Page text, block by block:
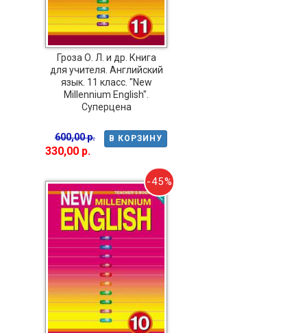
Гроза О. Л. и др. Книга
для учителя. Английский
язык. 11 класс. "New
Millennium English".
Суперцена
В КОРЗИНУ
600,00 р.
330,00 р.
-45%